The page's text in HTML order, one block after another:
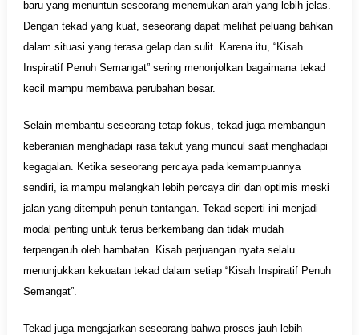
baru yang menuntun seseorang menemukan arah yang lebih jelas.
Dengan tekad yang kuat, seseorang dapat melihat peluang bahkan
dalam situasi yang terasa gelap dan sulit. Karena itu, “Kisah
Inspiratif Penuh Semangat” sering menonjolkan bagaimana tekad
kecil mampu membawa perubahan besar.
Selain membantu seseorang tetap fokus, tekad juga membangun
keberanian menghadapi rasa takut yang muncul saat menghadapi
kegagalan. Ketika seseorang percaya pada kemampuannya
sendiri, ia mampu melangkah lebih percaya diri dan optimis meski
jalan yang ditempuh penuh tantangan. Tekad seperti ini menjadi
modal penting untuk terus berkembang dan tidak mudah
terpengaruh oleh hambatan. Kisah perjuangan nyata selalu
menunjukkan kekuatan tekad dalam setiap “Kisah Inspiratif Penuh
Semangat”.
Tekad juga mengajarkan seseorang bahwa proses jauh lebih